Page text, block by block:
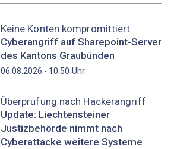
Keine Konten kompromittiert
Cyberangriff auf Sharepoint-Server
des Kantons Graubünden
06.08.2026 - 10:50 Uhr
Überprüfung nach Hackerangriff
Update: Liechtensteiner
Justizbehörde nimmt nach
Cyberattacke weitere Systeme